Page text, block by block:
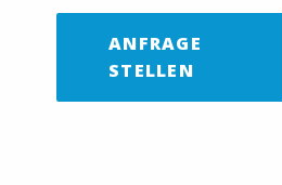
ANFRAGE
STELLEN